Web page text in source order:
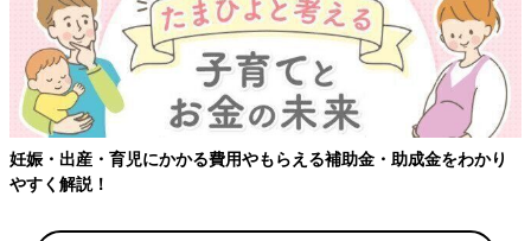
補助金・助成金をわかり 【ワクチン接種できるものも】妊婦の